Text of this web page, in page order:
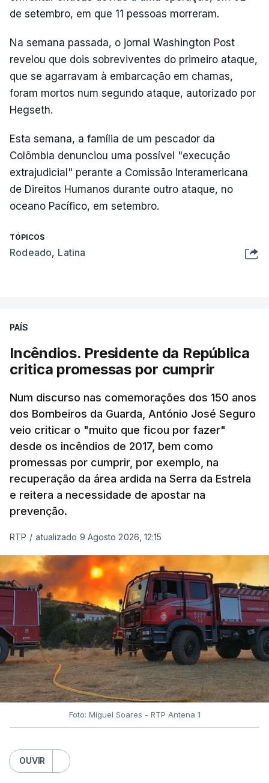
de setembro, em que 11 pessoas morreram.
Na semana passada, o jornal Washington Post
revelou que dois sobreviventes do primeiro ataque,
que se agarravam à embarcação em chamas,
foram mortos num segundo ataque, autorizado por
Hegseth.
Esta semana, a família de um pescador da
Colômbia denunciou uma possível "execução
extrajudicial" perante a Comissão Interamericana
de Direitos Humanos durante outro ataque, no
oceano Pacífico, em setembro.
TÓPICOS
Rodeado, Latina
PAÍS
Incêndios. Presidente da República
critica promessas por cumprir
Num discurso nas comemorações dos 150 anos
dos Bombeiros da Guarda, António José Seguro
veio criticar o "muito que ficou por fazer"
desde os incêndios de 2017, bem como
promessas por cumprir, por exemplo, na
recuperação da área ardida na Serra da Estrela
e reitera a necessidade de apostar na
prevenção.
RTP / atualizado 9 Agosto 2026, 12:15
Foto: Miguel Soares - RTP Antena 1
OUVIR